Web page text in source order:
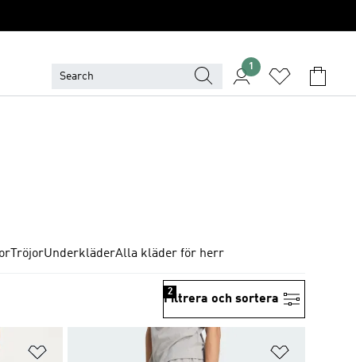
1
TröjorUnderkläderAlla kläder för herr
Filtrera och sortera
2
Lägg till på önskelistan